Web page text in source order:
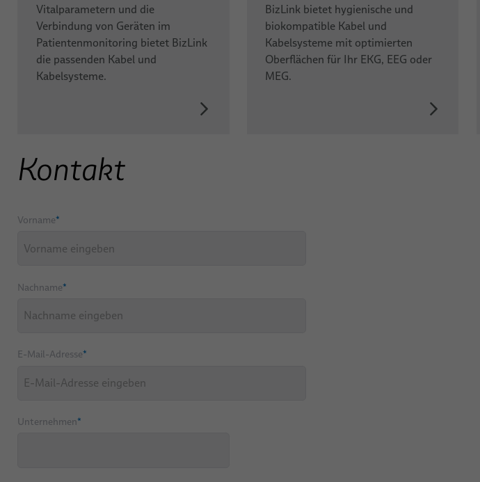
Vitalparametern und die
Verbindung von Geräten im
Patientenmonitoring bietet BizLink
die passenden Kabel und
Kabelsysteme.
BizLink bietet hygienische und
biokompatible Kabel und
Kabelsysteme mit optimierten
Oberflächen für Ihr EKG, EEG oder
MEG.
Kontakt
Vorname*
Nachname*
E-Mail-Adresse*
Unternehmen*